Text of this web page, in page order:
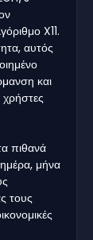
X11.
αυτός
και
χρήστες
πιθανά
ημέρα, μήνα
τους